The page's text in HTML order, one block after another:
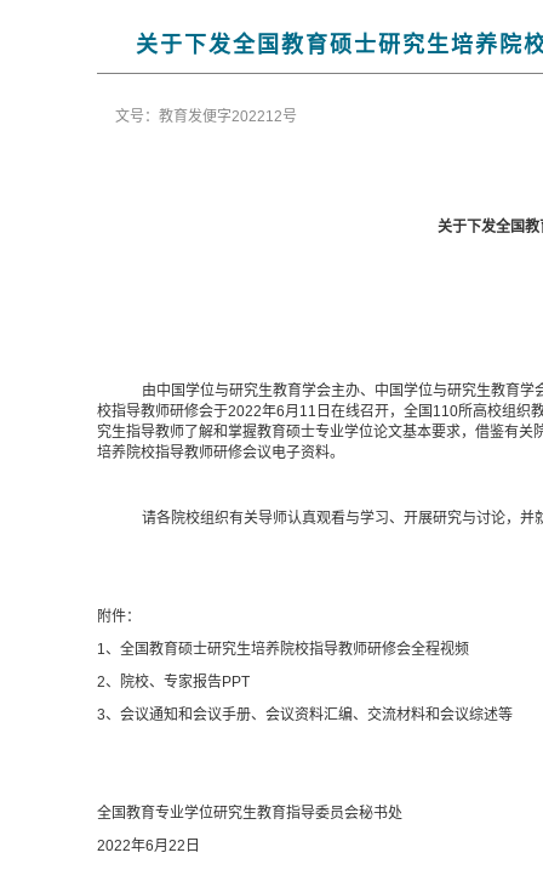
关于下发全国教育硕士研究生培养院
文号：教育发便字202212号
关于下发全国教
由中国学位与研究生教育学会主办、中国学位与研究生教育
校指导教师研修会于2022年6月11日在线召开，全国110所高校组织
究生指导教师了解和掌握教育硕士专业学位论文基本要求，借鉴有
培养院校指导教师研修会议电子资料。
请各院校组织有关导师认真观看与学习、开展研究与讨论，
附件：
1、全国教育硕士研究生培养院校指导教师研修会全程视频
2、院校、专家报告PPT
3、会议通知和会议手册、会议资料汇编、交流材料和会议综述等
全国教育专业学位研究生教育指导委员会秘书处
2022年6月22日